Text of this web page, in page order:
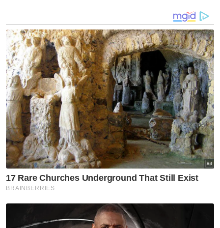
Syed Saddiq pula memilih jalan berbeza.
Sama ada orang suka atau tidak dengan
pendekatannya, beliau kekal menghadapi
proses mahkamah tanpa menggunakan
kuasa politik sebagai jalan pintas. Beliau
mempertahankan dirinya melalui saluran
undang-undang sehingga ke peringkat